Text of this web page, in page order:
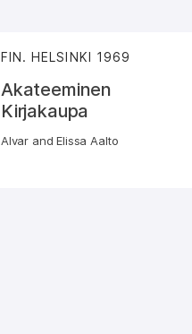
FIN. HELSINKI 1969
Akateeminen
Kirjakaupa
Alvar and Elissa Aalto